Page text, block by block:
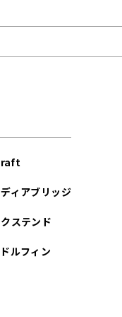
ィアブリッジ
ステンド
ルフィン